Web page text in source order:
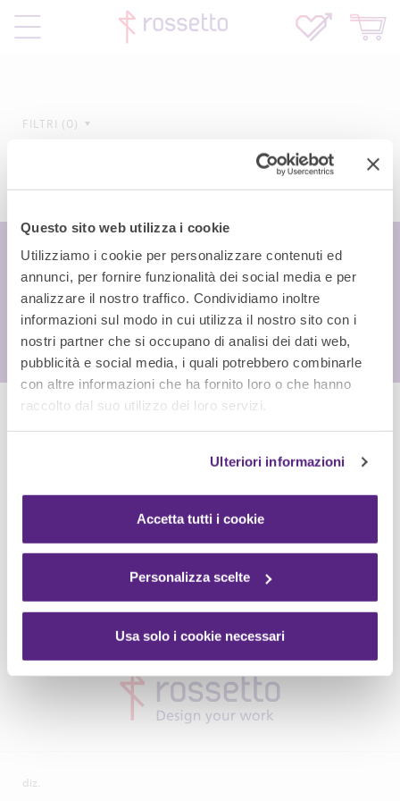
Questo sito web utilizza i cookie
Utilizziamo i cookie per personalizzare contenuti ed
annunci, per fornire funzionalità dei social media e per
analizzare il nostro traffico. Condividiamo inoltre
informazioni sul modo in cui utilizza il nostro sito con i
nostri partner che si occupano di analisi dei dati web,
pubblicità e social media, i quali potrebbero combinarle
con altre informazioni che ha fornito loro o che hanno
raccolto dal suo utilizzo dei loro servizi.
Ulteriori informazioni
Accetta tutti i cookie
Personalizza scelte
Usa solo i cookie necessari
FILTRI 0
diz.